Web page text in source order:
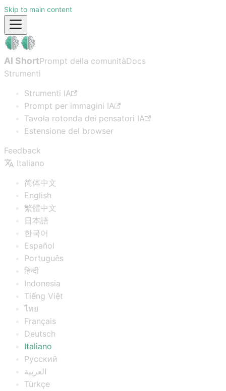
Skip to main content
AI ShortPrompt della comunitàDocs
Strumenti
Strumenti IA
Prompt per immagini IA
Tavola rotonda dei pensatori IA
Estensione del browser
Feedback
Italiano
简体中文
English
繁體中文
日本語
한국어
Español
Português
हिन्दी
Indonesia
Tiếng Việt
ไทย
Français
Deutsch
Italiano
Русский
العربية
Türkçe